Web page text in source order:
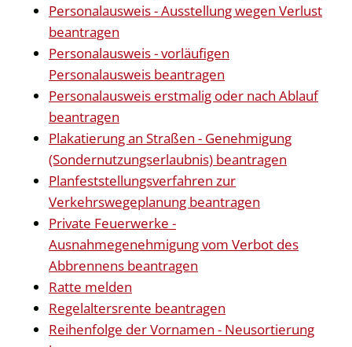
Personalausweis - Ausstellung wegen Verlust
beantragen
Personalausweis - vorläufigen
Personalausweis beantragen
Personalausweis erstmalig oder nach Ablauf
beantragen
Plakatierung an Straßen - Genehmigung
(Sondernutzungserlaubnis) beantragen
Planfeststellungsverfahren zur
Verkehrswegeplanung beantragen
Private Feuerwerke -
Ausnahmegenehmigung vom Verbot des
Abbrennens beantragen
Ratte melden
Regelaltersrente beantragen
Reihenfolge der Vornamen - Neusortierung